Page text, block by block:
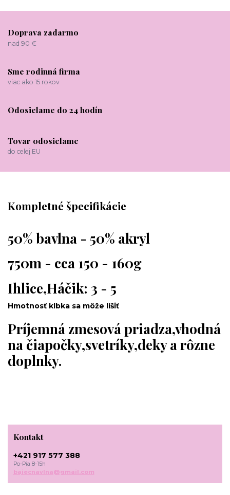
Doprava zadarmo
nad 90 €
Sme rodinná firma
viac ako 15 rokov
Odosielame do 24 hodín
Tovar odosielame
do celej EU
Kompletné špecifikácie
50% bavlna - 50% akryl
750m - cca 150 - 160g
Ihlice,Háčik: 3 - 5
Hmotnosť klbka sa môže líšiť
Príjemná zmesová priadza,vhodná
na čiapočky,svetríky,deky a rôzne
doplnky.
Kontakt
+421 917 577 388
Po-Pia 8-15h
bajecnavlna@gmail.com